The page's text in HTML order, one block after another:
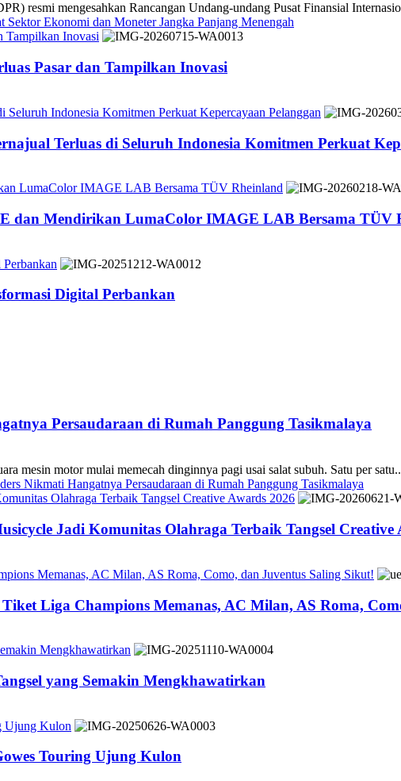
resmi mengesahkan Rancangan Undang-undang Pusat Finansial
Ekonomi dan Moneter Jangka Panjang Menengah
Tampilkan Inovasi
Pasar dan Tampilkan Inovasi
Indonesia Komitmen Perkuat Kepercayaan Pelanggan
Terluas di Seluruh Indonesia Komitmen Perkuat
LumaColor IMAGE LAB Bersama TÜV Rheinland
dan Mendirikan LumaColor IMAGE LAB Bersama TÜV
Digital Perbankan
Persaudaraan di Rumah Panggung Tasikmalaya
motor mulai memecah dinginnya pagi usai salat subuh. Satu per
Nikmati Hangatnya Persaudaraan di Rumah Panggung Tasikmalaya
Olahraga Terbaik Tangsel Creative Awards 2026
Jadi Komunitas Olahraga Terbaik Tangsel Creative
Memanas, AC Milan, AS Roma, Como, dan Juventus Saling Sikut!
Liga Champions Memanas, AC Milan, AS Roma,
Mengkhawatirkan
yang Semakin Mengkhawatirkan
Ujung Kulon
Touring Ujung Kulon